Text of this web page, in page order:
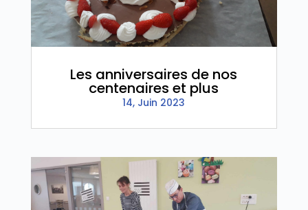
Les anniversaires de nos
centenaires et plus
14, Juin 2023